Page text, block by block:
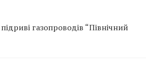
газопроводів “Північний